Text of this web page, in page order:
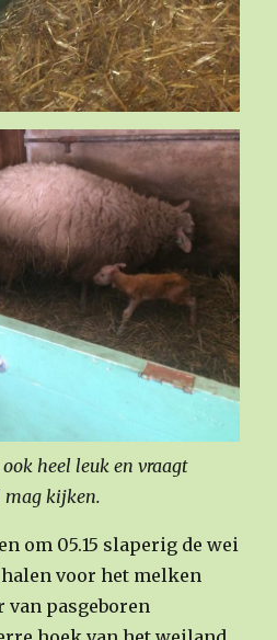
heel leuk en vraagt
mag kijken.
om 05.15 slaperig de wei
voor het melken
pasgeboren